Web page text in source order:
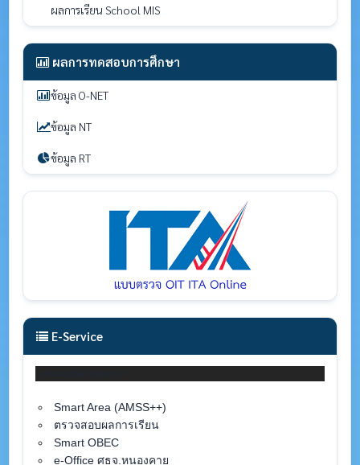
ผลการเรียน School MIS
ผลการทดสอบการศึกษา
ข้อมูล O-NET
ข้อมูล NT
ข้อมูล RT
E-Service
Smart Area (AMSS++)
ตรวจสอบผลการเรียน
Smart OBEC
e-Office ศธจ.หนองคาย